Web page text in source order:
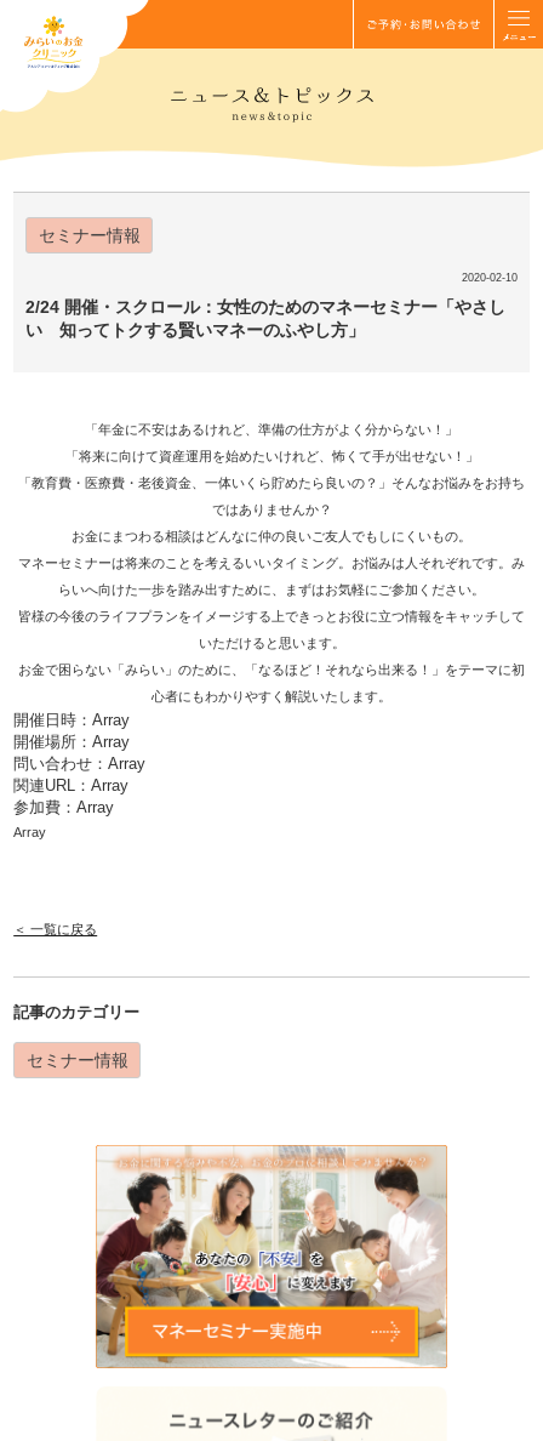
セミナー情報
2/24 開催・スクロール：女性のためのマネーセミナー「やさし
い 知ってトクする賢いマネーのふやし方」
2020-02-10
「年金に不安はあるけれど、準備の仕方がよく分からない！」
「将来に向けて資産運用を始めたいけれど、怖くて手が出せない！」
「教育費・医療費・老後資金、一体いくら貯めたら良いの？」そんなお悩みをお持ち
ではありませんか？
お金にまつわる相談はどんなに仲の良いご友人でもしにくいもの。
マネーセミナーは将来のことを考えるいいタイミング。お悩みは人それぞれです。み
らいへ向けた一歩を踏み出すために、まずはお気軽にご参加ください。
皆様の今後のライフプランをイメージする上できっとお役に立つ情報をキャッチして
いただけると思います。
お金で困らない「みらい」のために、「なるほど！それなら出来る！」をテーマに初
心者にもわかりやすく解説いたします。
開催日時：Array
開催場所：Array
問い合わせ：Array
関連URL：Array
参加費：Array
Array
＜ 一覧に戻る
記事のカテゴリー
セミナー情報